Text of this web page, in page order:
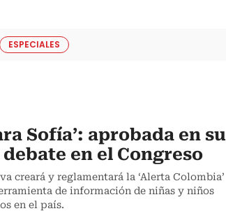
ESPECIALES
Sofía’: aprobada en su
en el Congreso
creará y reglamentará la ‘Alerta Colombia’
de información de niñas y niños
en el país.